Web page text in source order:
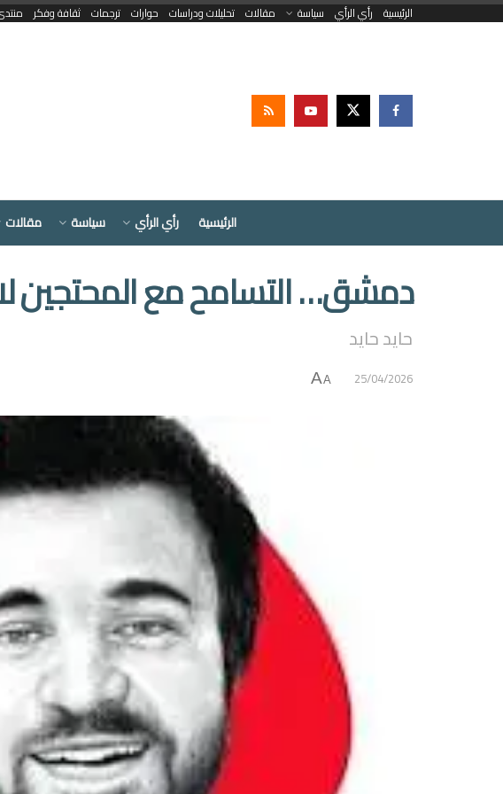
الرئيسية رأي الرأي سياسة مقالات تحليلات ودراسات حوارات ترجمات ثقافة وفكر
الرئيسية رأي الرأي سياسة مقالات
دمشق… التسامح مع المحتجين
حايد حايد
25/04/2026
A
A